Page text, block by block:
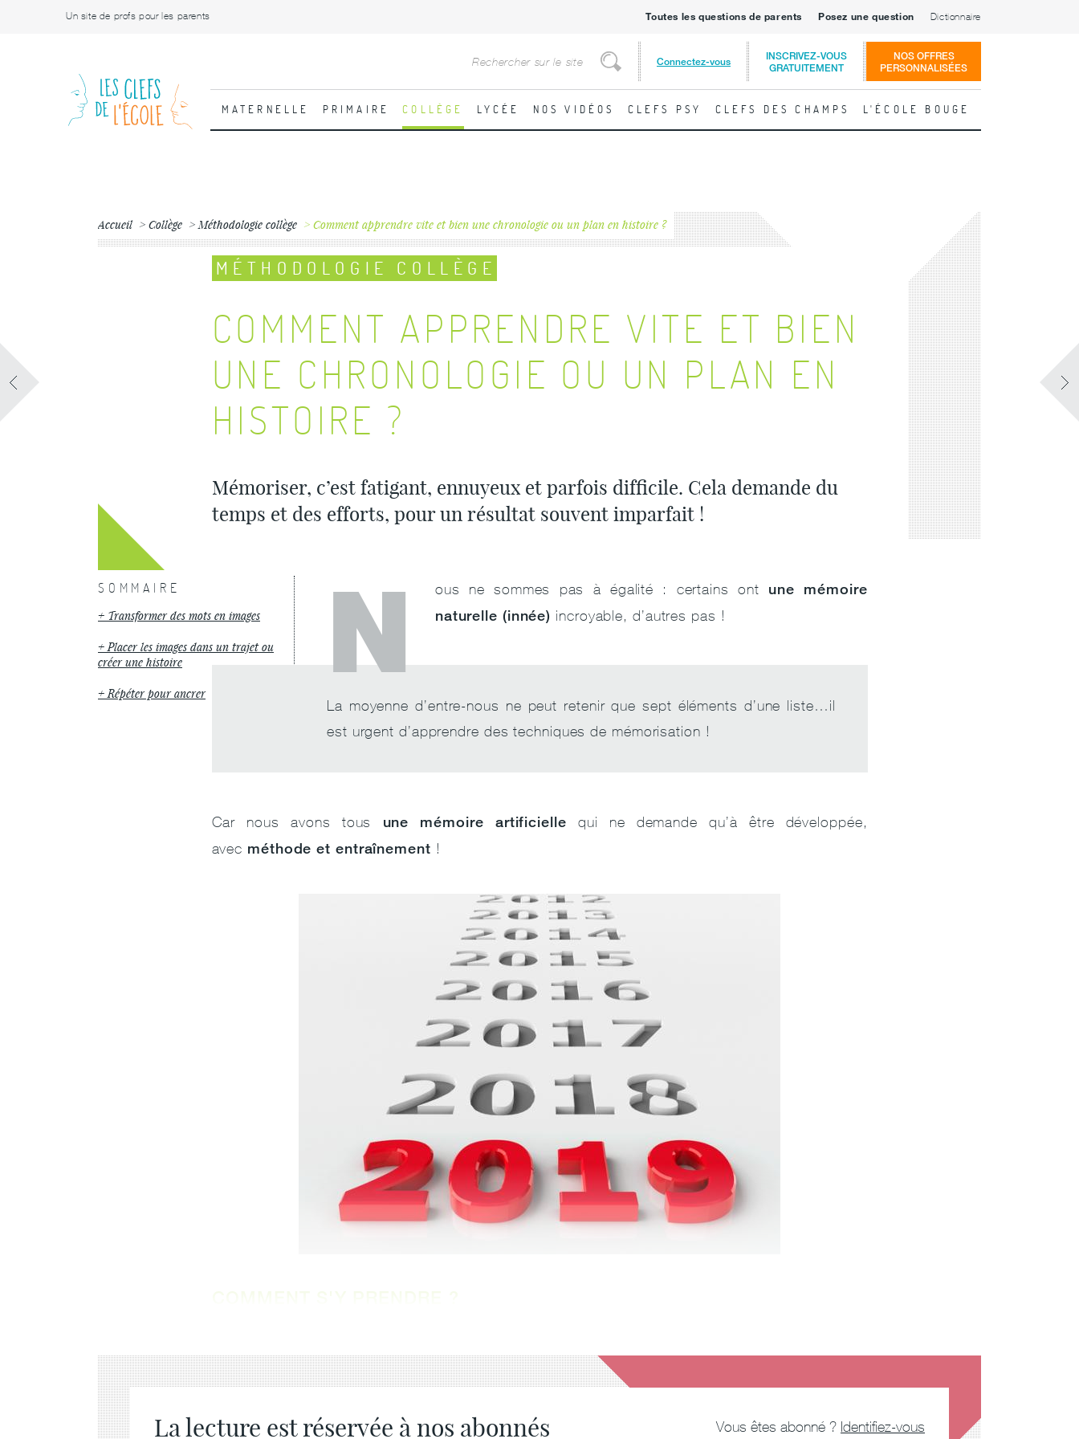
Un site de profs pour les parents Toutes les questions de parents Posez une question Dictionnaire
Rechercher
Connectez-vous
INSCRIVEZ-VOUS
GRATUITEMENT
NOS OFFRES
PERSONNALISÉES
MATERNELLE PRIMAIRE COLLÈGE LYCÉE NOS VIDÉOS CLEFS PSY CLEFS DES CHAMPS L'ÉCOLE BOUGE
Accueil Collège Méthodologie collège Comment apprendre vite et bien une chronologie ou un plan en histoire ?
MÉTHODOLOGIE COLLÈGE
COMMENT APPRENDRE VITE ET BIEN
UNE CHRONOLOGIE OU UN PLAN EN
HISTOIRE ?
Mémoriser, c’est fatigant, ennuyeux et parfois difficile. Cela demande du
temps et des efforts, pour un résultat souvent imparfait !
SOMMAIRE
Transformer des mots en images
Placer les images dans un trajet ou
créer une histoire
Répéter pour ancrer N ous ne sommes pas à égalité : certains ont une mémoire
naturelle (innée) incroyable, d’autres pas !
La moyenne d’entre-nous ne peut retenir que sept éléments d’une liste…il
est urgent d’apprendre des techniques de mémorisation !
Car nous avons tous une mémoire artificielle qui ne demande qu’à être développée,
avec méthode et entraînement !
La lecture est réservée à nos abonnés Vous êtes abonné ? Identifiez-vous